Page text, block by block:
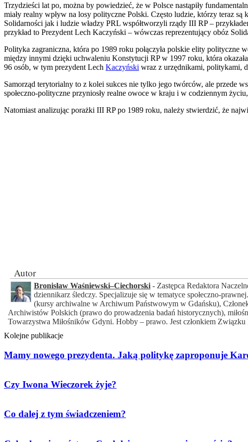
Trzydzieści lat po, można by powiedzieć, że w Polsce nastąpiły
miały realny wpływ na losy polityczne Polski. Często ludzie, którzy teraz
Solidarności jak i ludzie władzy PRL współtworzyli rządy III RP –
przykład to Prezydent Lech Kaczyński – wówczas reprezentujący obóz
Polityka zagraniczna, która po 1989 roku połączyła polskie elity
między innymi dzięki uchwaleniu Konstytucji RP w 1997 roku, która
96 osób, w tym prezydent Lech Kaczyński wraz z urzędnikami, politykami,
Samorząd terytorialny to z kolei sukces nie tylko jego twórców, ale przede
społeczno-polityczne przyniosły realne owoce w kraju i w codziennym
Natomiast analizując porażki III RP po 1989 roku, należy stwierdzić, że
Autor
Bronisław Waśniewski–Ciechorski - Zastępca Redaktora
dziennikarz śledczy. Specjalizuje się w tematyce społeczno-
(kursy archiwalne w Archiwum Państwowym w Gdańsku),
Archiwistów Polskich (prawo do prowadzenia badań historycznych),
Towarzystwa Miłośników Gdyni. Hobby – prawo. Jest członkiem Związku
Kolejne publikacje
Mamy nowego prezydenta. Jaką politykę zaproponuje
Czy Iwona Wieczorek żyje?
Co dalej z tym świadczeniem?